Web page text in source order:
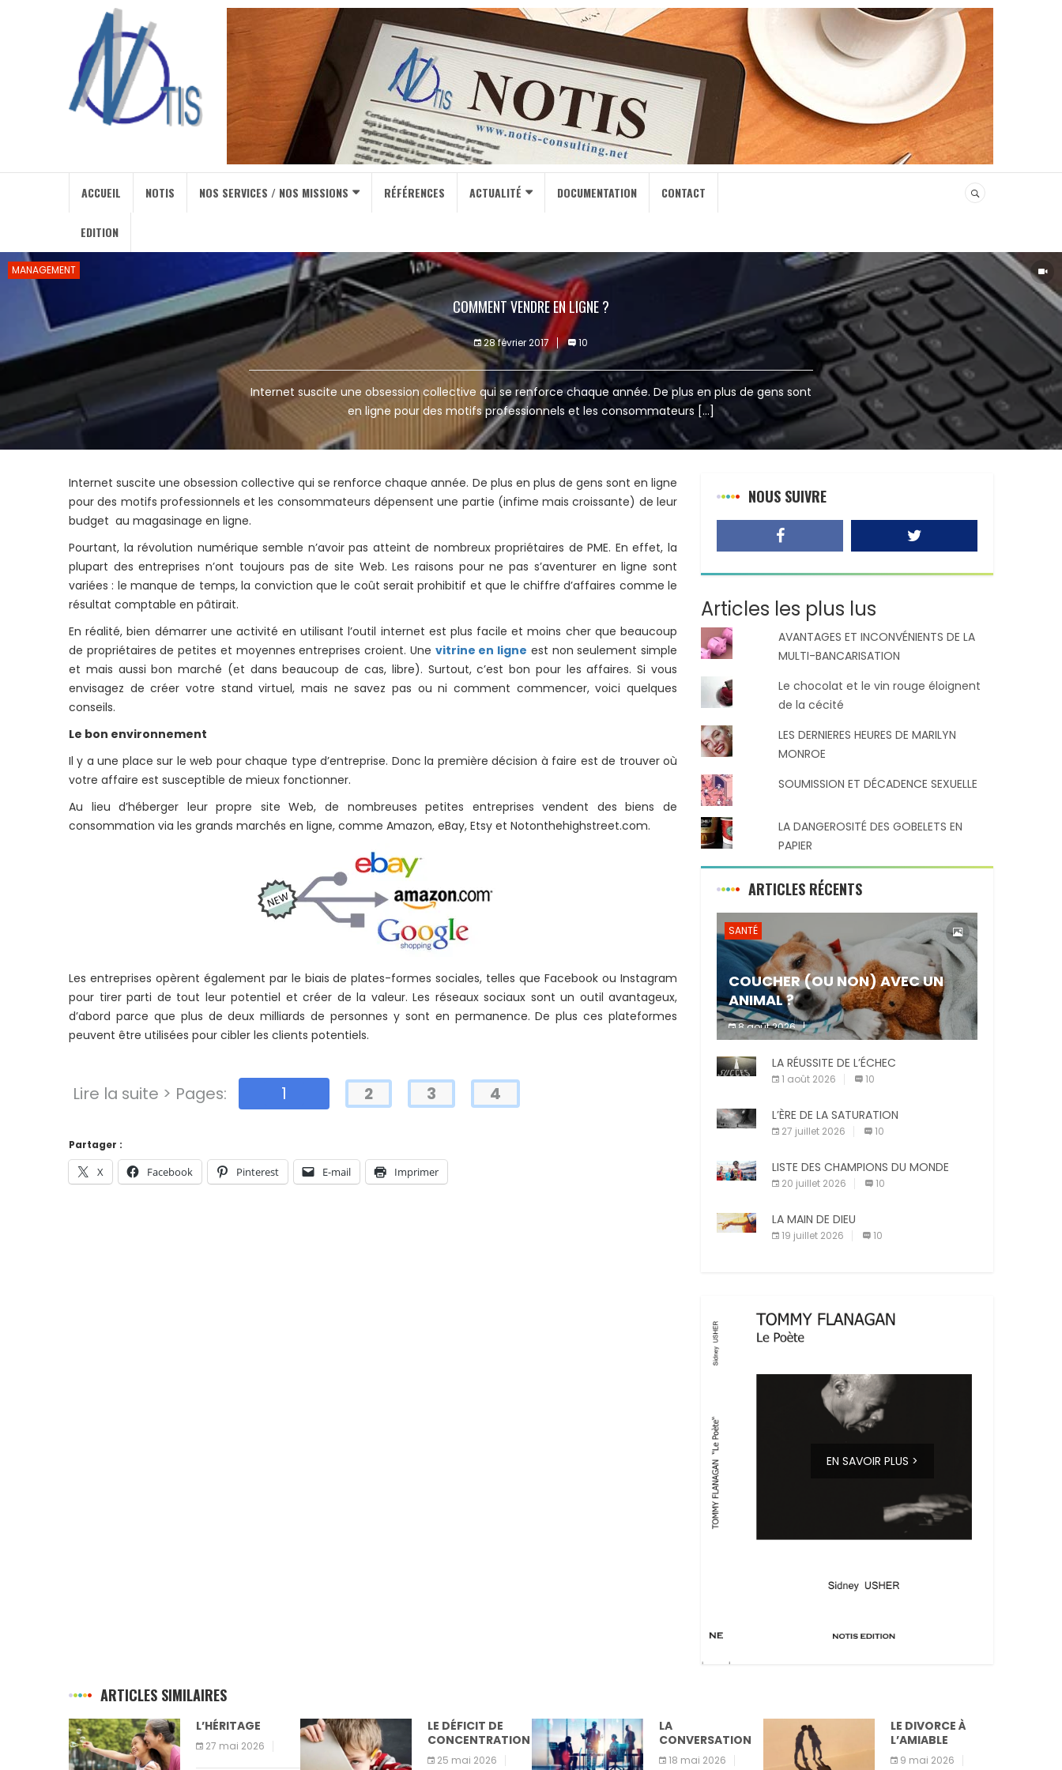
ACCUEIL NOTIS NOS SERVICES / NOS MISSIONS RÉFÉRENCES ACTUALITÉ DOCUMENTATION CONTACT
EDITION
MANAGEMENT
COMMENT VENDRE EN LIGNE ?
28 février 2017 10
Internet suscite une obsession collective qui se renforce chaque année. De plus en plus de gens sont
en ligne pour des motifs professionnels et les consommateurs […]
Internet suscite une obsession collective qui se renforce chaque année. De plus en plus de gens sont en ligne
pour des motifs professionnels et les consommateurs dépensent une partie (infime mais croissante) de leur
budget au magasinage en ligne.
Pourtant, la révolution numérique semble n’avoir pas atteint de nombreux propriétaires de PME. En effet, la
plupart des entreprises n’ont toujours pas de site Web. Les raisons pour ne pas s’aventurer en ligne sont
variées : le manque de temps, la conviction que le coût serait prohibitif et que le chiffre d’affaires comme le
résultat comptable en pâtirait.
En réalité, bien démarrer une activité en utilisant l’outil internet est plus facile et moins cher que beaucoup
de propriétaires de petites et moyennes entreprises croient. Une vitrine en ligne est non seulement simple
et mais aussi bon marché (et dans beaucoup de cas, libre). Surtout, c’est bon pour les affaires. Si vous
envisagez de créer votre stand virtuel, mais ne savez pas ou ni comment commencer, voici quelques
conseils.
Le bon environnement
Il y a une place sur le web pour chaque type d’entreprise. Donc la première décision à faire est de trouver où
votre affaire est susceptible de mieux fonctionner.
Au lieu d’héberger leur propre site Web, de nombreuses petites entreprises vendent des biens de
consommation via les grands marchés en ligne, comme Amazon, eBay, Etsy et Notonthehighstreet.com.
Les entreprises opèrent également par le biais de plates-formes sociales, telles que Facebook ou Instagram
pour tirer parti de tout leur potentiel et créer de la valeur. Les réseaux sociaux sont un outil avantageux,
d’abord parce que plus de deux milliards de personnes y sont en permanence. De plus ces plateformes
peuvent être utilisées pour cibler les clients potentiels.
Partager :
X Facebook Pinterest E-mail Imprimer
Lire la suite > Pages: 1 2 3 4
NOUS SUIVRE
Articles les plus lus
AVANTAGES ET INCONVÉNIENTS DE LA
MULTI-BANCARISATION
Le chocolat et le vin rouge éloignent
de la cécité
LES DERNIERES HEURES DE MARILYN
MONROE
SOUMISSION ET DÉCADENCE SEXUELLE
LA DANGEROSITÉ DES GOBELETS EN
PAPIER
ARTICLES RÉCENTS
SANTÉ
COUCHER (OU NON) AVEC UN
ANIMAL ?
8 août 2026
compagnie est un sujet très controversé.
Les adeptes affirment que la présence de
Partager :
Facebook
E-mail Imprimer
LA RÉUSSITE DE L’ÉCHEC
1 août 2026 10
L’ÈRE DE LA SATURATION
27 juillet 2026 10
LISTE DES CHAMPIONS DU MONDE
20 juillet 2026 10
LA MAIN DE DIEU
19 juillet 2026 10
EN SAVOIR PLUS >
ARTICLES SIMILAIRES
L’HÉRITAGE
27 mai 2026
LE DÉFICIT DE
CONCENTRATION
25 mai 2026
LA
CONVERSATION
18 mai 2026
LE DIVORCE À
L’AMIABLE
9 mai 2026